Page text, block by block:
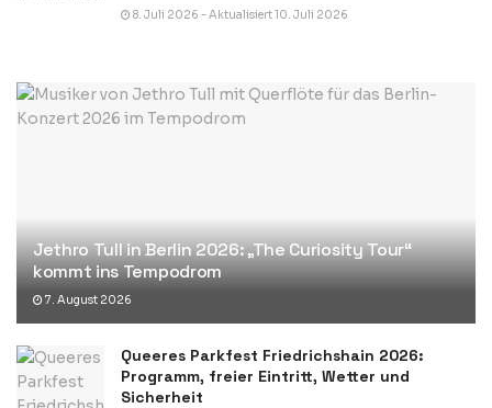
8. Juli 2026 - Aktualisiert 10. Juli 2026
Jethro Tull in Berlin 2026: „The Curiosity Tour“
kommt ins Tempodrom
7. August 2026
Queeres Parkfest Friedrichshain 2026:
Programm, freier Eintritt, Wetter und
Sicherheit